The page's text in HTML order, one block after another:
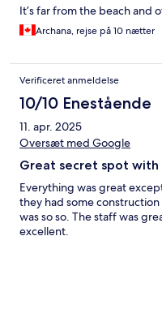
It’s far from the beach and
Archana, rejse på 10 nætter
Verificeret anmeldelse
10/10 Enestående
11. apr. 2025
Oversæt med Google
Great secret spot with
Everything was great
they had some
was so so. The staff was
excellent.